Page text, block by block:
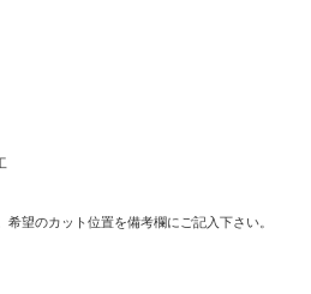
希望のカット位置を備考欄にご記入下さい。